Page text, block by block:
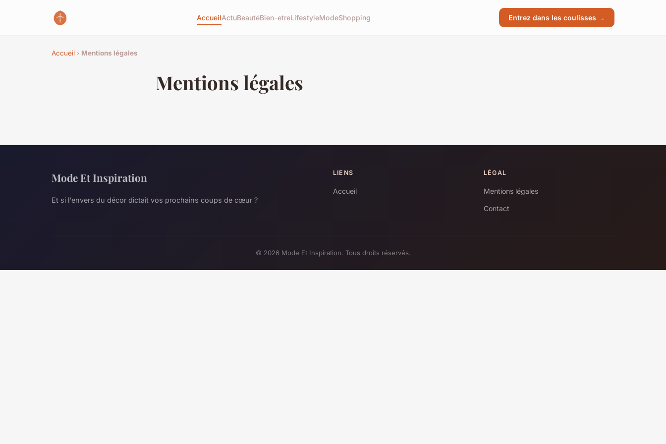
AccueilActuBeautéBien-etreLifestyleModeShopping Entrez dans les coulisses →
Accueil › Mentions légales
Mentions légales
Mode Et Inspiration
Et si l'envers du décor dictait vos prochains coups de cœur ?
LIENS
Accueil
LÉGAL
Mentions légales
Contact
© 2026 Mode Et Inspiration. Tous droits réservés.